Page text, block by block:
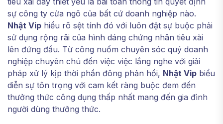
sự công ty cửa ngõ của bất cứ doanh nghiệp nào.
Nhật Vip hiểu rõ sệt tính đó với luôn đặt sự buộc phải
sử dụng rộng rãi của hình dáng chứng nhân tiêu xài
lên đứng đầu. Từ công nuốm chuyên sóc quý doanh
nghiệp chuyên chú đến việc việc lắng nghe với giải
pháp xử lý kịp thời phần đông phản hồi, Nhật Vip biểu
diễn sự tôn trọng với cam kết ràng buộc đem đến
thưởng thức công dụng thấp nhất mang đến gia đình
người dùng thưởng thức.